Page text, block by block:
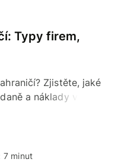
Typy firem,
Zjistěte, jaké
a náklady vás
7 minut